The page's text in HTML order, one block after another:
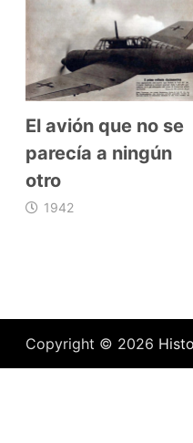
El avión que no se
parecía a ningún
otro
1942
Copyright © 2026